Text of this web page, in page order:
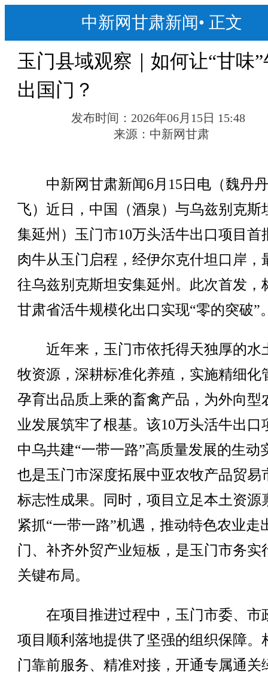
中新网甘肃新闻• 正文
玉门县域观察｜如何让“甘味
出国门？
发布时间： 2026年06月15日 15:48
来源： 中新网甘肃
中新网甘肃新闻6月15日电（魏丹
飞）近日，中国（酒泉）与乌兹别克斯
集延州）玉门市10万头活牛出口项目首
肉牛从玉门启程，经伊尔克什坦口岸，
往乌兹别克斯坦安集延州。此次首发，
甘肃省活牛规模化出口实现“零的突破”
近年来，玉门市依托得天独厚的水
牧资源，深耕标准化养殖，实施精细化
孕育出品质上乘的畜禽产品，为外向型
业发展筑牢了根基。该10万头活牛出口
中乌共建“一带一路”高质量发展的生动
也是玉门市深度拓展中亚农牧产品贸易
标志性成果。同时，项目立足本土资源
紧抓“一带一路”机遇，推动特色农业走
门、补齐外贸产业短板，是玉门市务实
关键布局。
在项目推进过程中，玉门市委、市
项目顺利落地提供了坚强的组织保障。
门靠前服务、精准对接，开通专属通关